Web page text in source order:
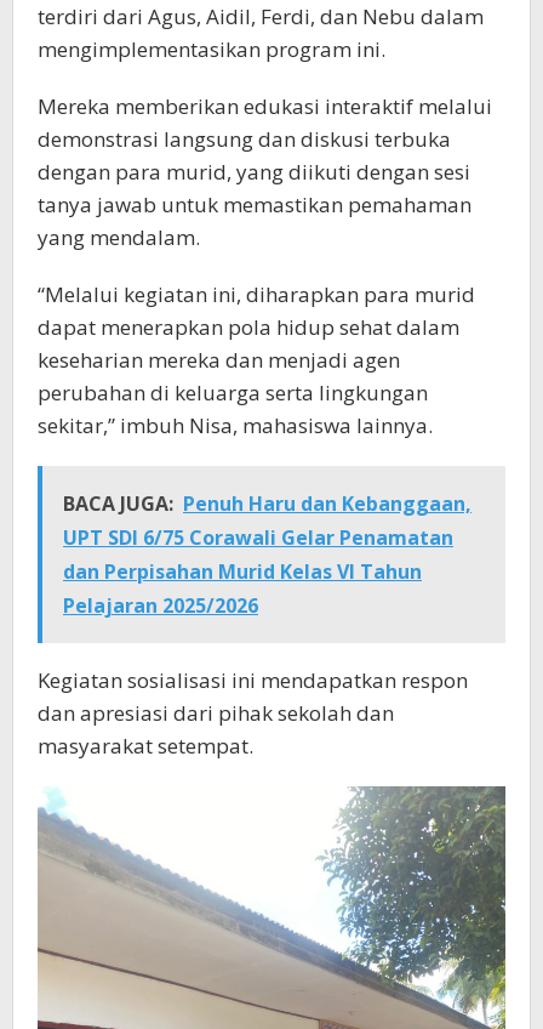
terdiri dari Agus, Aidil, Ferdi, dan Nebu dalam
mengimplementasikan program ini.
Mereka memberikan edukasi interaktif melalui
demonstrasi langsung dan diskusi terbuka
dengan para murid, yang diikuti dengan sesi
tanya jawab untuk memastikan pemahaman
yang mendalam.
“Melalui kegiatan ini, diharapkan para murid
dapat menerapkan pola hidup sehat dalam
keseharian mereka dan menjadi agen
perubahan di keluarga serta lingkungan
sekitar,” imbuh Nisa, mahasiswa lainnya.
BACA JUGA: Penuh Haru dan Kebanggaan,
UPT SDI 6/75 Corawali Gelar Penamatan
dan Perpisahan Murid Kelas VI Tahun
Pelajaran 2025/2026
Kegiatan sosialisasi ini mendapatkan respon
dan apresiasi dari pihak sekolah dan
masyarakat setempat.